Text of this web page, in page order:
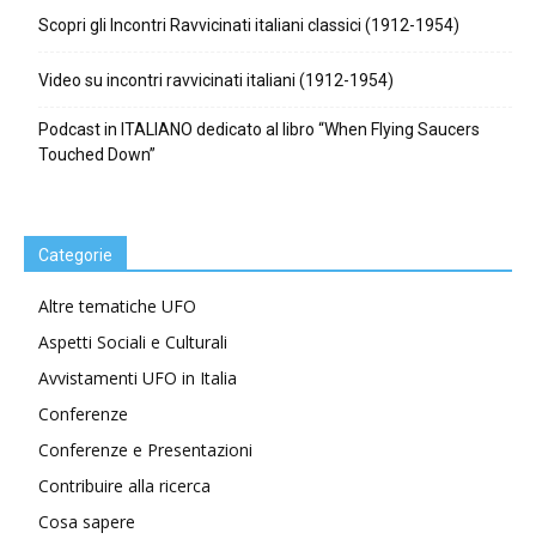
Scopri gli Incontri Ravvicinati italiani classici (1912-1954)
Video su incontri ravvicinati italiani (1912-1954)
Podcast in ITALIANO dedicato al libro “When Flying Saucers
Touched Down”
Categorie
Altre tematiche UFO
Aspetti Sociali e Culturali
Avvistamenti UFO in Italia
Conferenze
Conferenze e Presentazioni
Contribuire alla ricerca
Cosa sapere